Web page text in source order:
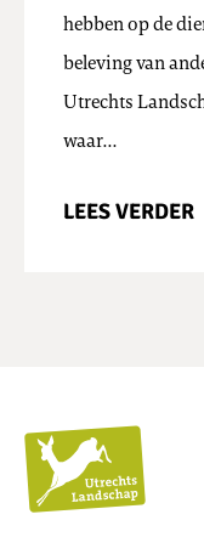
hebben op de
beleving van
Utrechts
waar…
LEES VERDER